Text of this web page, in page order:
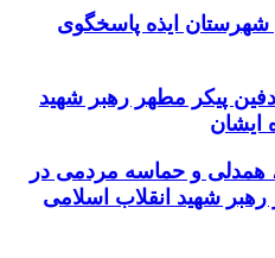
ایذه پاسخگوی
پیکر مطهر رهبر شهید
ایشان
همدلی و حماسه مردمی در
شهید انقلاب اسلامی